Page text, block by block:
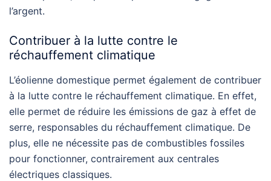
l’argent.
Contribuer à la lutte contre le
réchauffement climatique
L’éolienne domestique permet également de contribuer
à la lutte contre le réchauffement climatique. En effet,
elle permet de réduire les émissions de gaz à effet de
serre, responsables du réchauffement climatique. De
plus, elle ne nécessite pas de combustibles fossiles
pour fonctionner, contrairement aux centrales
électriques classiques.